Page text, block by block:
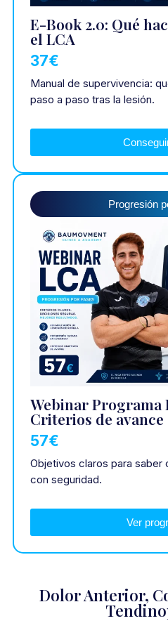
E-Book 2.0: Qué
el LCA
37€
Manual de supervivencia:
paso a paso tras la lesión.
Progresión
Webinar Programa
Criterios de avance
57€
Objetivos claros para saber
con seguridad.
Ver
Dolor Anterior,